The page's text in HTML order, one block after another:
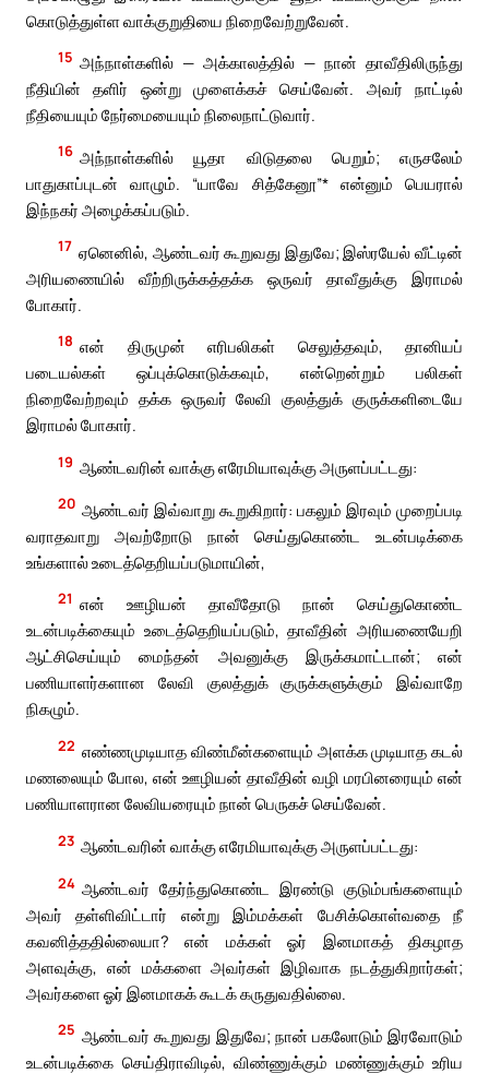
கொடுத்துள்ள வாக்குறுதியை நிறைவேற்றுவேன்.
15 அந்நாள்களில் — அக்காலத்தில் — நான் தாவீதிலிருந்து
நீதியின் தளிர் ஒன்று முளைக்கச் செய்வேன். அவர் நாட்டில்
நீதியையும் நேர்மையையும் நிலைநாட்டுவார்.
16 அந்நாள்களில் யூதா விடுதலை பெறும்; எருசலேம்
பாதுகாப்புடன் வாழும். “யாவே சித்கேனூ”* என்னும் பெயரால்
இந்நகர் அழைக்கப்படும்.
17 ஏனெனில், ஆண்டவர் கூறுவது இதுவே; இஸ்ரயேல் வீட்டின்
அரியணையில் வீற்றிருக்கத்தக்க ஒருவர் தாவீதுக்கு இராமல்
போகார்.
18 என் திருமுன் எரிபலிகள் செலுத்தவும், தானியப்
படையல்கள் ஒப்புக்கொடுக்கவும், என்றென்றும் பலிகள்
நிறைவேற்றவும் தக்க ஒருவர் லேவி குலத்துக் குருக்களிடையே
இராமல் போகார்.
19 ஆண்டவரின் வாக்கு எரேமியாவுக்கு அருளப்பட்டது:
20 ஆண்டவர் இவ்வாறு கூறுகிறார்: பகலும் இரவும் முறைப்படி
வராதவாறு அவற்றோடு நான் செய்துகொண்ட உடன்படிக்கை
உங்களால் உடைத்தெறியப்படுமாயின்,
21 என் ஊழியன் தாவீதோடு நான் செய்துகொண்ட
உடன்படிக்கையும் உடைத்தெறியப்படும், தாவீதின் அரியணையேறி
ஆட்சிசெய்யும் மைந்தன் அவனுக்கு இருக்கமாட்டான்; என்
பணியாளர்களான லேவி குலத்துக் குருக்களுக்கும் இவ்வாறே
நிகழும்.
22 எண்ணமுடியாத விண்மீன்களையும் அளக்க முடியாத கடல்
மணலையும் போல, என் ஊழியன் தாவீதின் வழி மரபினரையும் என்
பணியாளரான லேவியரையும் நான் பெருகச் செய்வேன்.
23 ஆண்டவரின் வாக்கு எரேமியாவுக்கு அருளப்பட்டது:
24 ஆண்டவர் தேர்ந்துகொண்ட இரண்டு குடும்பங்களையும்
அவர் தள்ளிவிட்டார் என்று இம்மக்கள் பேசிக்கொள்வதை நீ
கவனித்ததில்லையா? என் மக்கள் ஓர் இனமாகத் திகழாத
அளவுக்கு, என் மக்களை அவர்கள் இழிவாக நடத்துகிறார்கள்;
அவர்களை ஓர் இனமாகக் கூடக் கருதுவதில்லை.
25 ஆண்டவர் கூறுவது இதுவே; நான் பகலோடும் இரவோடும்
உடன்படிக்கை செய்திராவிடில், விண்ணுக்கும் மண்ணுக்கும் உரிய